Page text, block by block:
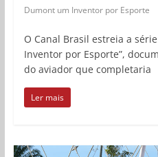
Dumont um Inventor por Esporte
O Canal Brasil estreia a
Inventor por Esporte”,
do aviador que completaria
Ler mais